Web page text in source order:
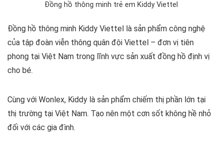
Đồng hồ thông minh trẻ em Kiddy Viettel
Đồng hồ thông minh Kiddy Viettel là sản phẩm công nghệ
của tập đoàn viễn thông quân đội Viettel – đơn vị tiên
phong tại Việt Nam trong lĩnh vực sản xuất đồng hồ định vị
cho bé.
Cùng với Wonlex, Kiddy là sản phẩm chiếm thị phần lớn tại
thị trường tại Việt Nam. Tạo nên một cơn sốt không hề nhỏ
đối với các gia đình.